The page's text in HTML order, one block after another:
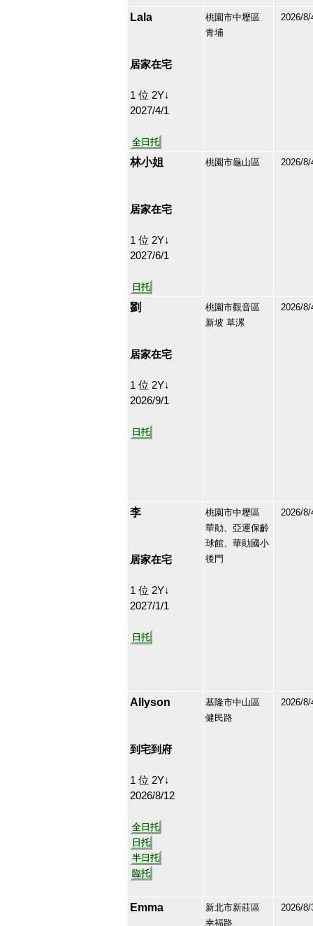
Lala
居家在宅
1 位 2Y↓
2027/4/1
全日托
桃園市中壢區
青埔
2026/8/
林小姐
居家在宅
1 位 2Y↓
2027/6/1
日托
桃園市龜山區 2026/8/
劉
居家在宅
1 位 2Y↓
2026/9/1
日托
桃園市觀音區
新坡 草漯
2026/8/
李
居家在宅
1 位 2Y↓
2027/1/1
日托
桃園市中壢區
華勛、亞運保齡
球館、華勛國小
後門
2026/8/
Allyson
到宅到府
1 位 2Y↓
2026/8/12
全日托
日托
半日托
臨托
基隆市中山區
健民路
2026/8/
Emma
新北市新莊區
幸福路
2026/8/